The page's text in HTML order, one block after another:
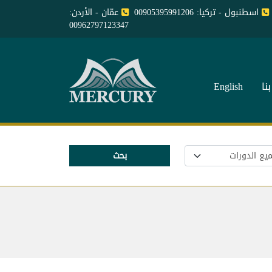
اسطنبول - تركيا: 00905395991206 عمّان - الأردن:
00962797123347
English
بحث